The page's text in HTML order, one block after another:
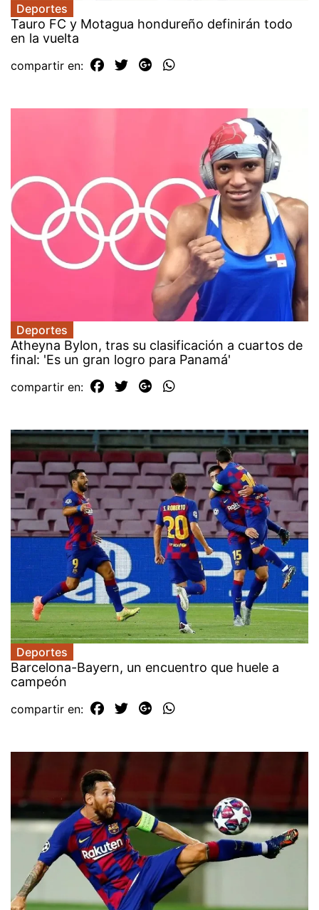
Deportes
Tauro FC y Motagua hondureño definirán todo
en la vuelta
compartir en:
Deportes
Atheyna Bylon, tras su clasificación a cuartos de
final: 'Es un gran logro para Panamá'
compartir en:
Deportes
Barcelona-Bayern, un encuentro que huele a
campeón
compartir en: